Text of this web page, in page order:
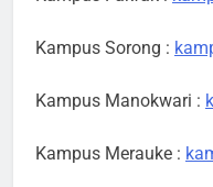
Kampus Sorong :
Kampus Manokwari :
Kampus Merauke :